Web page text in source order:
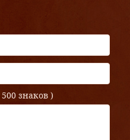
500 знаков )